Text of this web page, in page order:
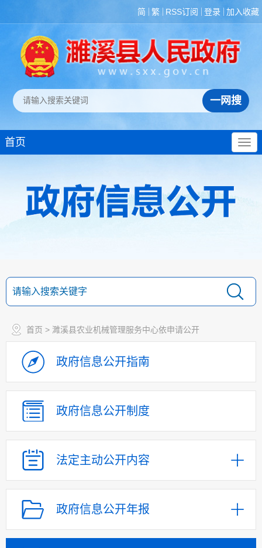
简 繁 RSS订阅 登录 加入收藏
首页
首页 > 濉溪县农业机械管理服务中心依申请公开
政府信息公开指南
政府信息公开制度
法定主动公开内容
政府信息公开年报